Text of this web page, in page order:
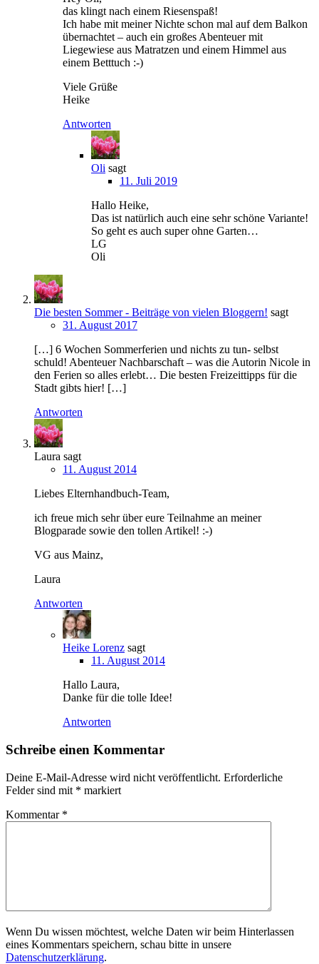
das klingt nach einem Riesenspaß!
Ich habe mit meiner Nichte schon mal auf dem Balkon
übernachtet – auch ein großes Abenteuer mit
Liegewiese aus Matratzen und einem Himmel aus
einem Betttuch :-)
Viele Grüße
Heike
Antworten
Oli sagt
11. Juli 2019
Hallo Heike,
Das ist natürlich auch eine sehr schöne Variante!
So geht es auch super ohne Garten…
LG
Oli
Die besten Sommer - Beiträge von vielen Bloggern! sagt
31. August 2017
[…] 6 Wochen Sommerferien und nichts zu tun- selbst
schuld! Abenteuer Nachbarschaft – was die Autorin Nicole in
den Ferien so alles erlebt… Die besten Freizeittipps für die
Stadt gibts hier! […]
Antworten
Laura sagt
11. August 2014
Liebes Elternhandbuch-Team,
ich freue mich sehr über eure Teilnahme an meiner
Blogparade sowie den tollen Artikel! :-)
VG aus Mainz,
Laura
Antworten
Heike Lorenz sagt
11. August 2014
Hallo Laura,
Danke für die tolle Idee!
Antworten
Schreibe einen Kommentar
Deine E-Mail-Adresse wird nicht veröffentlicht. Erforderliche
Felder sind mit * markiert
Kommentar *
Wenn Du wissen möchtest, welche Daten wir beim Hinterlassen
eines Kommentars speichern, schau bitte in unsere
Datenschutzerklärung.